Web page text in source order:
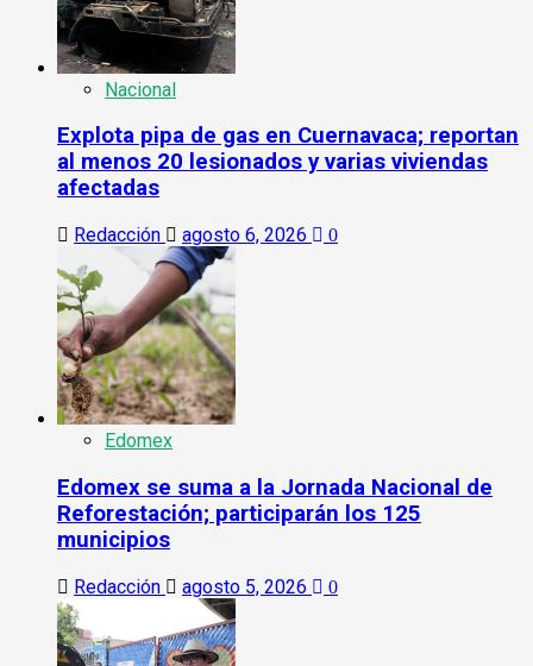
Nacional
Explota pipa de gas en Cuernavaca; reportan
al menos 20 lesionados y varias viviendas
afectadas
Redacción agosto 6, 2026 0
Edomex
Edomex se suma a la Jornada Nacional de
Reforestación; participarán los 125
municipios
Redacción agosto 5, 2026 0